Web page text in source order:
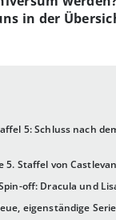
5: Schluss nach
5. Staffel von
off: Dracula und
eigenständige
in der